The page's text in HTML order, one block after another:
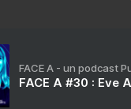
FACE A - un podcast
FACE A #30 : Eve